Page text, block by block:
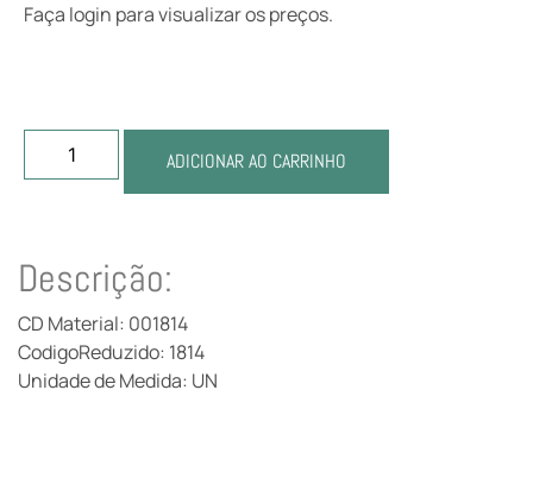
Faça login para visualizar os preços.
ADICIONAR AO CARRINHO
Descrição:
CD Material: 001814
CodigoReduzido: 1814
Unidade de Medida: UN